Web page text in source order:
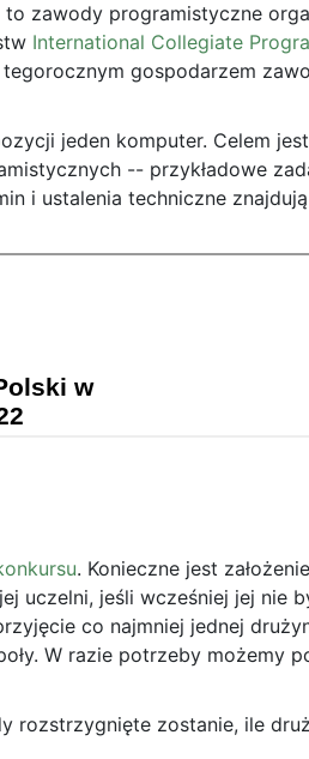
zawody programistyczne
International Collegiate
gospodarzem
jeden komputer. Celem
-- przykładowe
i ustalenia techniczne
. Konieczne jest
uczelni, jeśli wcześniej jej nie
co najmniej jednej
W razie potrzeby możemy
rozstrzygnięte zostanie, ile